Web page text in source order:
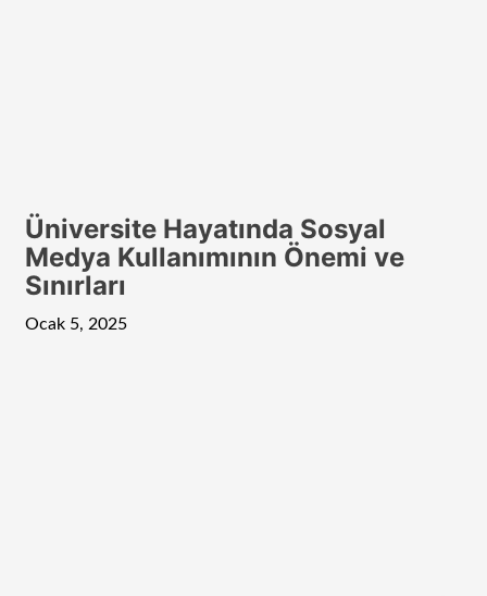
Üniversite Hayatında Sosyal
Medya Kullanımının Önemi ve
Sınırları
Ocak 5, 2025